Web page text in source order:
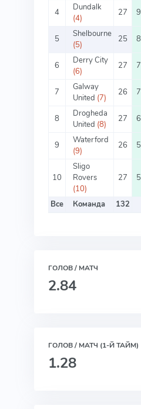
4
Dundalk
(4)
27 9
5
Shelbourne
(5)
25 8
6
Derry City
(6)
27 7
7
Galway
United (7)
26 7
8
Drogheda
United (8)
27 6
9
Waterford
(9)
26 5
10
Sligo
Rovers
(10)
27 5
Все
Команда 132
ГОЛОВ / МАТЧ
2.84
ГОЛОВ / МАТЧ (1-Й ТАЙМ)
1.28